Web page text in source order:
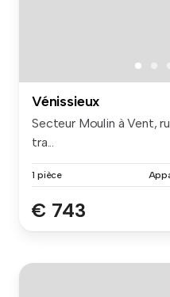
Vénissieux
Secteur Moulin à Vent,
tra...
1 pièce
€ 743